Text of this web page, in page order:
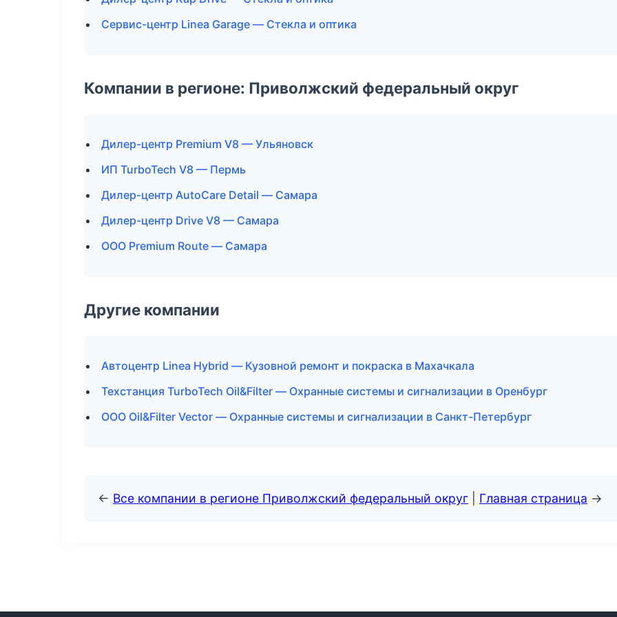
Сервис-центр Linea Garage — Стекла и оптика
Компании в регионе: Приволжский федеральный округ
Дилер-центр Premium V8 — Ульяновск
ИП TurboTech V8 — Пермь
Дилер-центр AutoCare Detail — Самара
Дилер-центр Drive V8 — Самара
ООО Premium Route — Самара
Другие компании
Автоцентр Linea Hybrid — Кузовной ремонт и покраска в Махачкала
Техстанция TurboTech Oil&Filter — Охранные системы и сигнализации в Оренбург
ООО Oil&Filter Vector — Охранные системы и сигнализации в Санкт-Петербург
← Все компании в регионе Приволжский федеральный округ Главная страница →